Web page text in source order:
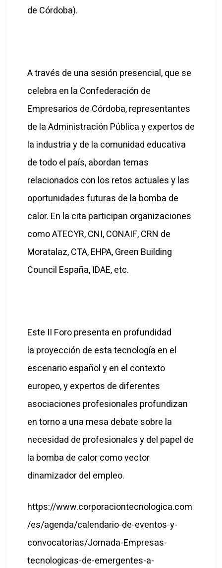
de Córdoba).
A través de una sesión presencial, que se
celebra en la Confederación de
Empresarios de Córdoba, representantes
de la Administración Pública y expertos de
la industria y de la comunidad educativa
de todo el país, abordan temas
relacionados con los retos actuales y las
oportunidades futuras de la bomba de
calor. En la cita participan organizaciones
como ATECYR, CNI, CONAIF, CRN de
Moratalaz, CTA, EHPA, Green Building
Council España, IDAE, etc.
Este II Foro presenta en profundidad
la proyección de esta tecnología en el
escenario español y en el contexto
europeo, y expertos de diferentes
asociaciones profesionales profundizan
en torno a una mesa debate sobre la
necesidad de profesionales y del papel de
la bomba de calor como vector
dinamizador del empleo.
https://www.corporaciontecnologica.com
/es/agenda/calendario-de-eventos-y-
convocatorias/Jornada-Empresas-
tecnologicas-de-emergentes-a-